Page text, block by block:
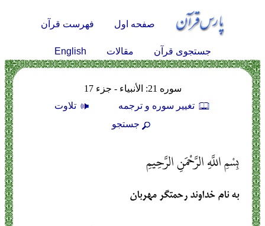
صفحه اول فهرست قرآن
جستجوی قرآن مقالات English
سوره 21: الأنبياء - جزء 17
تغيير سوره و ترجمه
تلاوت
جستجو
بِسْمِ اللَّهِ الرَّحْمَنِ الرَّحِيمِ
به نام خداوند رحمتگر مهربان